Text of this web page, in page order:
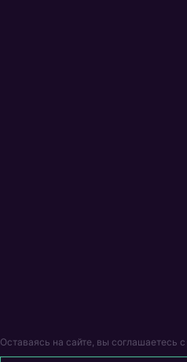
Оставаясь на сайте, вы соглашаетесь с